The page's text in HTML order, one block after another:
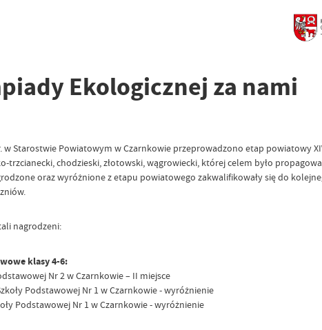
Ekologicznej za nami
w Starostwie Powiatowym w Czarnkowie przeprowadzono etap
trzcianecki, chodzieski, złotowski, wągrowiecki, której celem było
oraz wyróżnione z etapu powiatowego zakwalifikowały się do
nagrodzeni:
klasy 4-6:
Nr 2 w Czarnkowie – II miejsce
Podstawowej Nr 1 w Czarnkowie - wyróżnienie
Podstawowej Nr 1 w Czarnkowie - wyróżnienie